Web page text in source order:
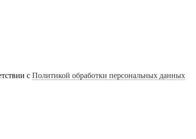
с Политикой обработки персональных данных